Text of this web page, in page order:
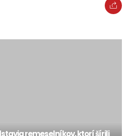
remeselníkov, ktorí šírili